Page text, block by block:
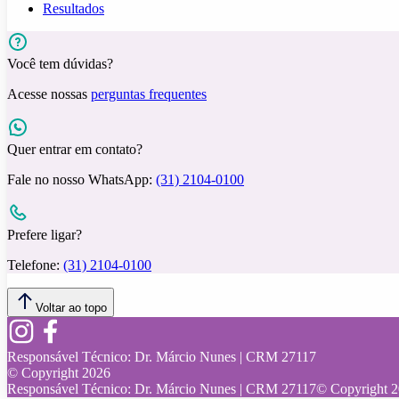
Resultados
Você tem dúvidas?
Acesse nossas perguntas frequentes
Quer entrar em contato?
Fale no nosso WhatsApp: (31) 2104-0100
Prefere ligar?
Telefone: (31) 2104-0100
Voltar ao topo
Responsável Técnico: Dr. Márcio Nunes | CRM 27117
© Copyright 2026
Responsável Técnico: Dr. Márcio Nunes | CRM 27117© Copyright